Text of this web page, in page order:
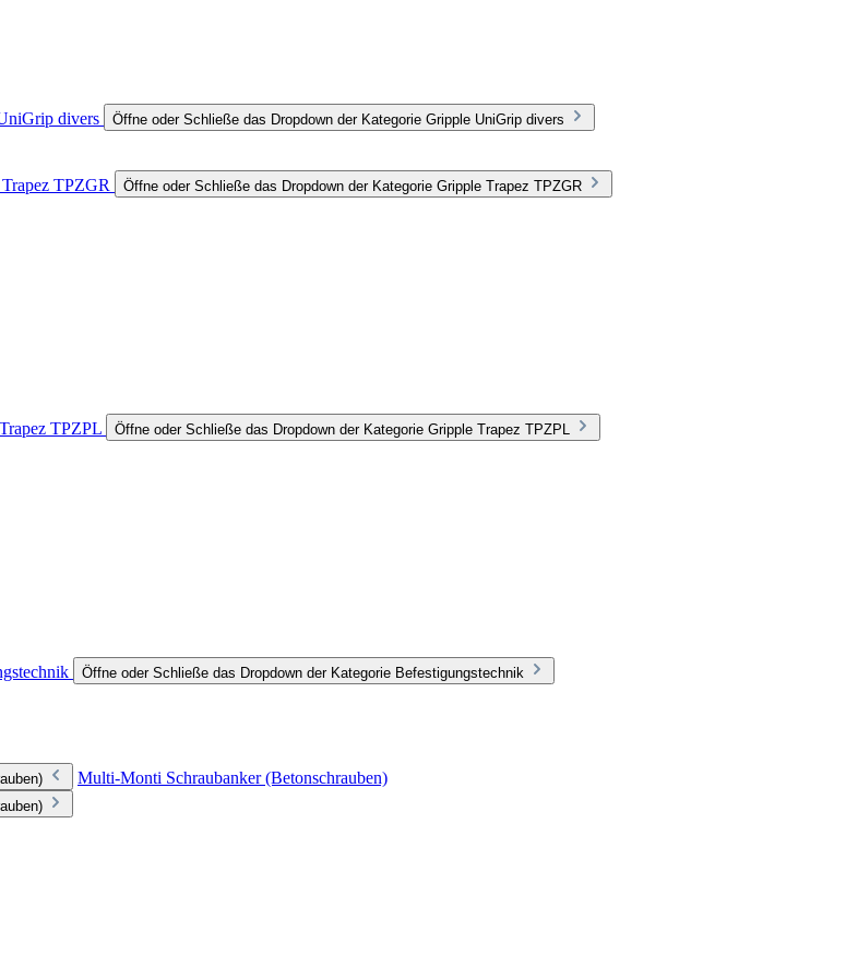
divers Öffne oder Schließe das Dropdown der Kategorie Gripple UniGrip divers
TPZGR Öffne oder Schließe das Dropdown der Kategorie Gripple Trapez TPZGR
TPZPL Öffne oder Schließe das Dropdown der Kategorie Gripple Trapez TPZPL
Öffne oder Schließe das Dropdown der Kategorie Befestigungstechnik
Multi-Monti Schraubanker (Betonschrauben)